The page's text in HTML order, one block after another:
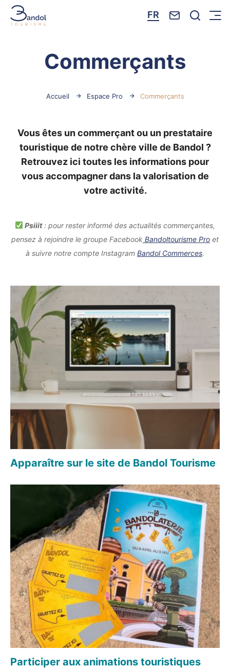
FR Nous Je
Menu
Commerçants
Accueil Espace Pro Commerçants
Vous êtes un commerçant ou un prestataire
touristique de notre chère ville de Bandol ?
Retrouvez ici toutes les informations pour
vous accompagner dans la valorisation de
votre activité.
Psiiit: pour rester informé des actualités commerçantes,
pensez à rejoindre le groupe Facebook Bandoltourisme Pro et
à suivre notre compte Instagram Bandol Commerces.
Apparaître sur le site de Bandol Tourisme
Participer aux animations touristiques